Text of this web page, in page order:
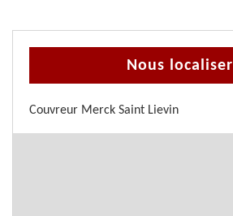
Nous localiser
Couvreur Merck Saint Lievin